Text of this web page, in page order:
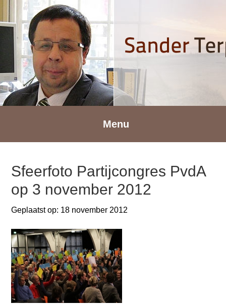
Spring
naar
hoofdnavigatie
naar
hoofd
inhoud
Spring
naar
voettekst
Menu
Sfeerfoto Partijcongres PvdA
op 3 november 2012
Geplaatst op: 18 november 2012